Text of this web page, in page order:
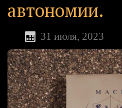
автономии.
31 июля, 2023